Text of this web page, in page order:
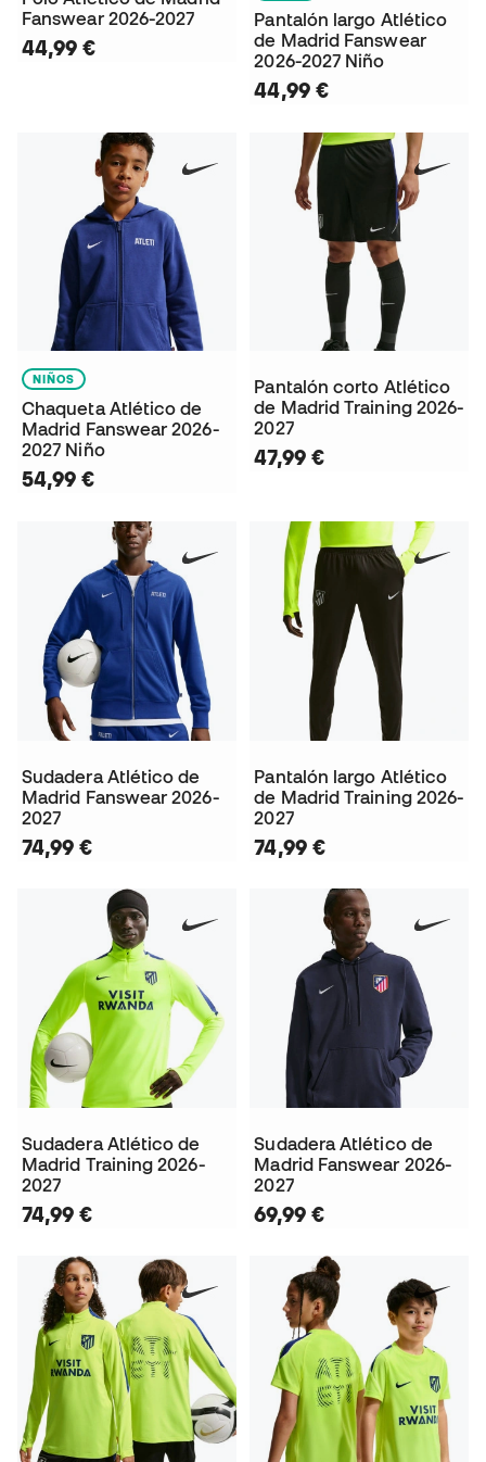
Fanswear 2026-2027
44,99 €
Pantalón largo Atlético
de Madrid Fanswear
2026-2027 Niño
44,99 €
NIÑOS
Chaqueta Atlético de
Madrid Fanswear 2026-
2027 Niño
54,99 €
Pantalón corto Atlético
de Madrid Training 2026-
2027
47,99 €
Sudadera Atlético de
Madrid Fanswear 2026-
2027
74,99 €
Pantalón largo Atlético
de Madrid Training 2026-
2027
74,99 €
Sudadera Atlético de
Madrid Training 2026-
2027
74,99 €
Sudadera Atlético de
Madrid Fanswear 2026-
2027
69,99 €